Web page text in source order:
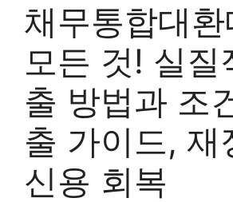
채무통합대환
모든 것! 실질
출 방법과 조
출 가이드, 재
신용 회복